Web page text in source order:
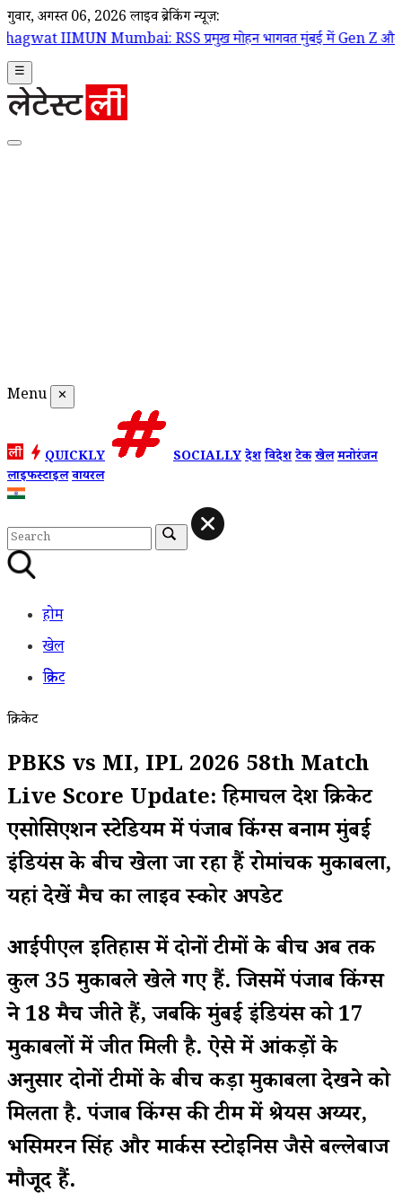
गुरूवार, अगस्त 06, 2026 लाइव ब्रेकिंग न्यूज़:
RSS प्रमुख मोहन भागवत मुंबई में Gen Z और Gen Alpha से
☰
Menu ✕
QUICKLY SOCIALLYदेशविदेशटेकखेलमनोरंजन
लाइफस्टाइलवायरल
होम
खेल
क्रिकेट
क्रिकेट
PBKS vs MI, IPL 2026 58th Match
Live Score Update: हिमाचल प्रदेश क्रिकेट
एसोसिएशन स्टेडियम में पंजाब किंग्स बनाम मुंबई
इंडियंस के बीच खेला जा रहा हैं रोमांचक मुकाबला,
यहां देखें मैच का लाइव स्कोर अपडेट
आईपीएल इतिहास में दोनों टीमों के बीच अब तक
कुल 35 मुकाबले खेले गए हैं. जिसमें पंजाब किंग्स
ने 18 मैच जीते हैं, जबकि मुंबई इंडियंस को 17
मुकाबलों में जीत मिली है. ऐसे में आंकड़ों के
अनुसार दोनों टीमों के बीच कड़ा मुकाबला देखने को
मिलता है. पंजाब किंग्स की टीम में श्रेयस अय्यर,
प्रभसिमरन सिंह और मार्कस स्टोइनिस जैसे बल्लेबाज
मौजूद हैं.